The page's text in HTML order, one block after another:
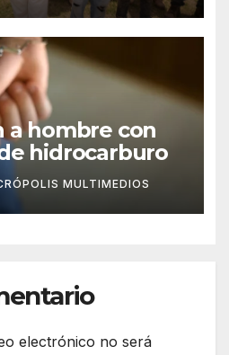
a hombre con
hidrocarburo
MULTIMEDIOS
electrónico no será